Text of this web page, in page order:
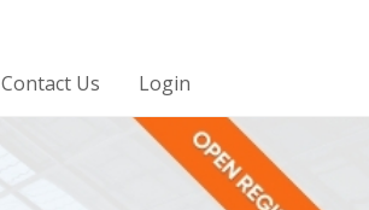
Contact Us Login